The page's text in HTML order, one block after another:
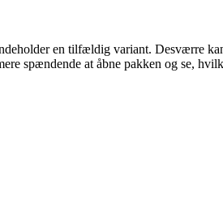
en tilfældig variant. Desværre
spændende at åbne pakken og se,